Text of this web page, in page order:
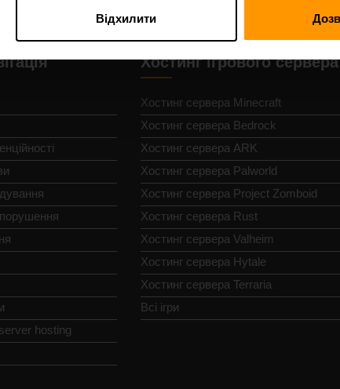
Відхилити
hosting
Хостинг ігрового сервера
Хостинг сервера Minecraft
Хостинг сервера Bedrock
Хостинг сервера ARK
Хостинг сервера Palworld
Хостинг сервера Project Zomboid
Хостинг сервера Rust
Хостинг сервера Valheim
Хостинг сервера Hytale
Хостинг сервера Terraria
Всі ігри